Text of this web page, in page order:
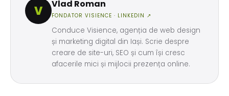
V Vlad Roman
FONDATOR VISIENCE · LINKEDIN ↗
Conduce Visience, agenția de web design
și marketing digital din Iași. Scrie despre
creare de site-uri, SEO și cum își cresc
afacerile mici și mijlocii prezența online.